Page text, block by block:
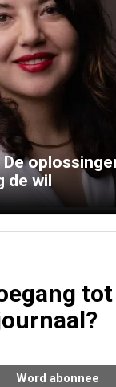
de wil
tot
Word abonnee